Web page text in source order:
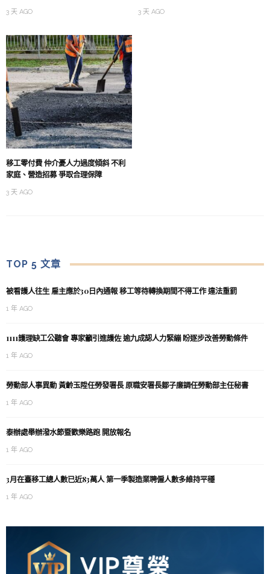
3 天 AGO 3 天 AGO
移工零付費 仲介憂人力過度傾斜 不利
家庭、營造招募 爭取合理保障
3 天 AGO
TOP 5 文章
被看護人往生 雇主應於30日內通報 移工等待轉換期間不得工作 違法重罰
1 年 AGO
1111護理缺工公聽會 專家籲引進護佐 逾九成認人力緊繃 盼逐步改善勞動條件
1 年 AGO
勞動部人事異動 黃齡玉陞任勞發署長 原職安署長鄒子廉調任勞動部主任秘書
1 年 AGO
泰辦處舉辦潑水節暨歡樂路跑 開放報名
1 年 AGO
3月在臺移工總人數已近83萬人 第一季製造業聘僱人數多維持平穩
1 年 AGO